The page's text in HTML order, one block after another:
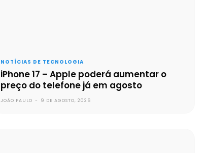
NOTÍCIAS DE TECNOLOGIA
iPhone 17 – Apple poderá aumentar o
preço do telefone já em agosto
JOÃO PAULO - 9 DE AGOSTO, 2026